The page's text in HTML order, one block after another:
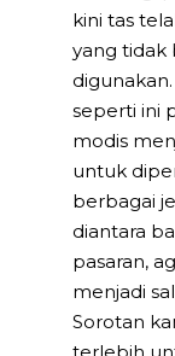
kini tas
yang tidak
seperti ini
modis
untuk
berbagai
diantara
pasaran,
menjadi
Sorotan
terlebih